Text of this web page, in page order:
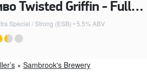
Пиво Twisted Griffin - Fuller’s, Sambrook's Brewery
Special / Strong (ESB) • 5.5% ABV
× Sambrook's Brewery